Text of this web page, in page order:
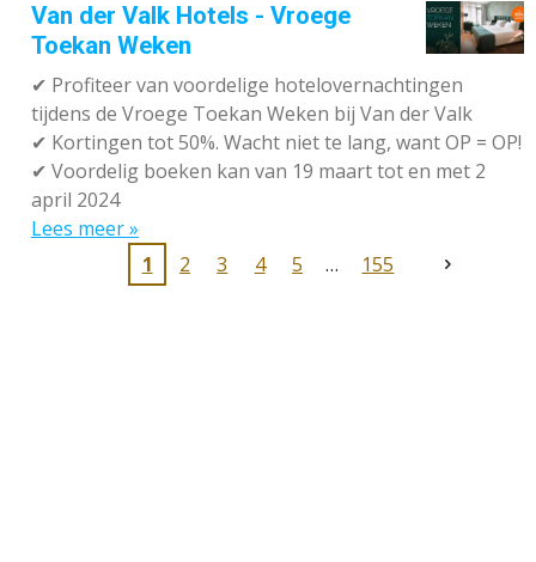
Van der Valk Hotels - Vroege
Toekan Weken
✔ Profiteer van voordelige hotelovernachtingen
tijdens de Vroege Toekan Weken bij Van der Valk
✔ Kortingen tot 50%. Wacht niet te lang, want OP = OP!
✔ Voordelig boeken kan van 19 maart tot en met 2
april 2024
Lees meer »
1
2 3 4 5 155